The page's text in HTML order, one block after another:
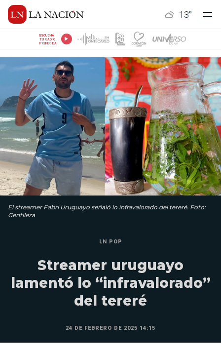
13°
ESCUCHÁ
TU RADIO
PREFERIDA
El streamer Fabri Uruguayo señaló lo infravalorado del tereré. Foto:
Gentileza
LN POP
Streamer uruguayo
lamentó lo “infravalorado”
del tereré
24 DE FEBRERO DE 2025 14:15